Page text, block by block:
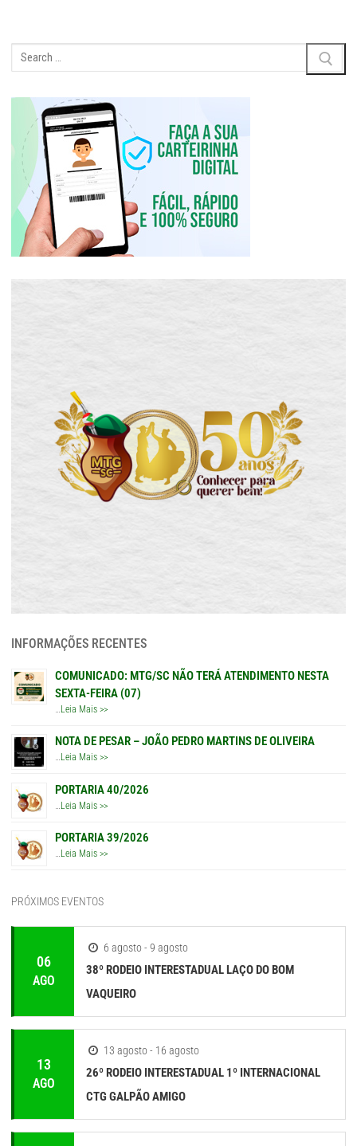
Pesquisar
por:
INFORMAÇÕES RECENTES
COMUNICADO: MTG/SC NÃO TERÁ ATENDIMENTO NESTA
SEXTA-FEIRA (07)
…Leia Mais >>
NOTA DE PESAR – JOÃO PEDRO MARTINS DE OLIVEIRA
…Leia Mais >>
PORTARIA 40/2026
…Leia Mais >>
PORTARIA 39/2026
…Leia Mais >>
PRÓXIMOS EVENTOS
06
AGO
6 agosto - 9 agosto
38º RODEIO INTERESTADUAL LAÇO DO BOM
VAQUEIRO
13
AGO
13 agosto - 16 agosto
26º RODEIO INTERESTADUAL 1º INTERNACIONAL
CTG GALPÃO AMIGO